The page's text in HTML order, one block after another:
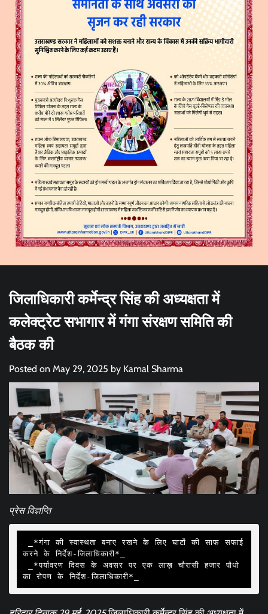
जिलाधिकारी कर्मेन्द्र सिंह की अध्यक्षता में
कलेक्ट्रेट सभागार में गंगा संरक्षण समिति की
बैठक की
Posted on May 29, 2025 by Kamal Sharma
प्रेस विज्ञप्ति
करने के निर्देश-जिलाधिकारी*_
का रोपण के निर्देश-जिलाधिकारी*_